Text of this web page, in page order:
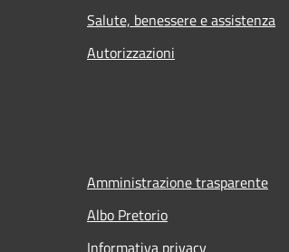
Salute, benessere e assistenza
Autorizzazioni
Amministrazione trasparente
Albo Pretorio
Informativa privacy